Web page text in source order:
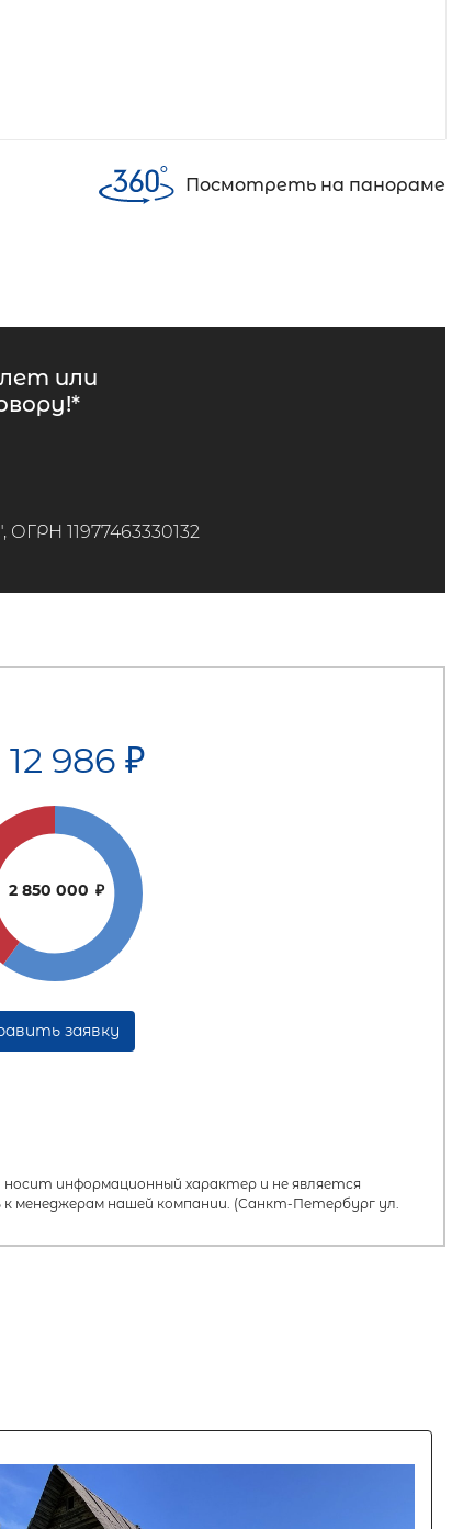
Посмотреть на панораме
или
11977463330132
12 986 ₽
2 850 000 ₽
заявку
информационный характер и не является
менеджерам нашей компании. (Санкт-Петербург ул.